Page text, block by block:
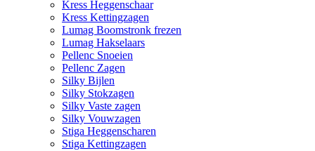
Kress Heggenschaar
Kress Kettingzagen
Lumag Boomstronk frezen
Lumag Hakselaars
Pellenc Snoeien
Pellenc Zagen
Silky Bijlen
Silky Stokzagen
Silky Vaste zagen
Silky Vouwzagen
Stiga Heggenscharen
Stiga Kettingzagen